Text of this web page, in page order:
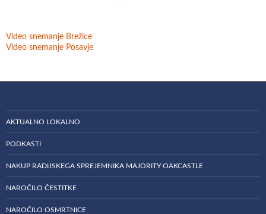
Video snemanje Brežice
Video snemanje Posavje
AKTUALNO LOKALNO
PODKASTI
NAKUP RADIJSKEGA SPREJEMNIKA MAJORITY OAKCASTLE
NAROČILO ČESTITKE
NAROČILO OSMRTNICE